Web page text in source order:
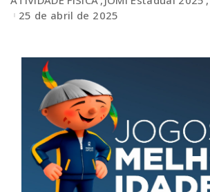
25 de abril de 2025